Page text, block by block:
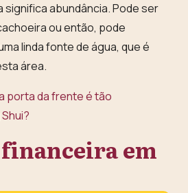
significa abundância. Pode ser
ou então, pode
linda fonte de água, que é
área.
porta da frente é tão
em